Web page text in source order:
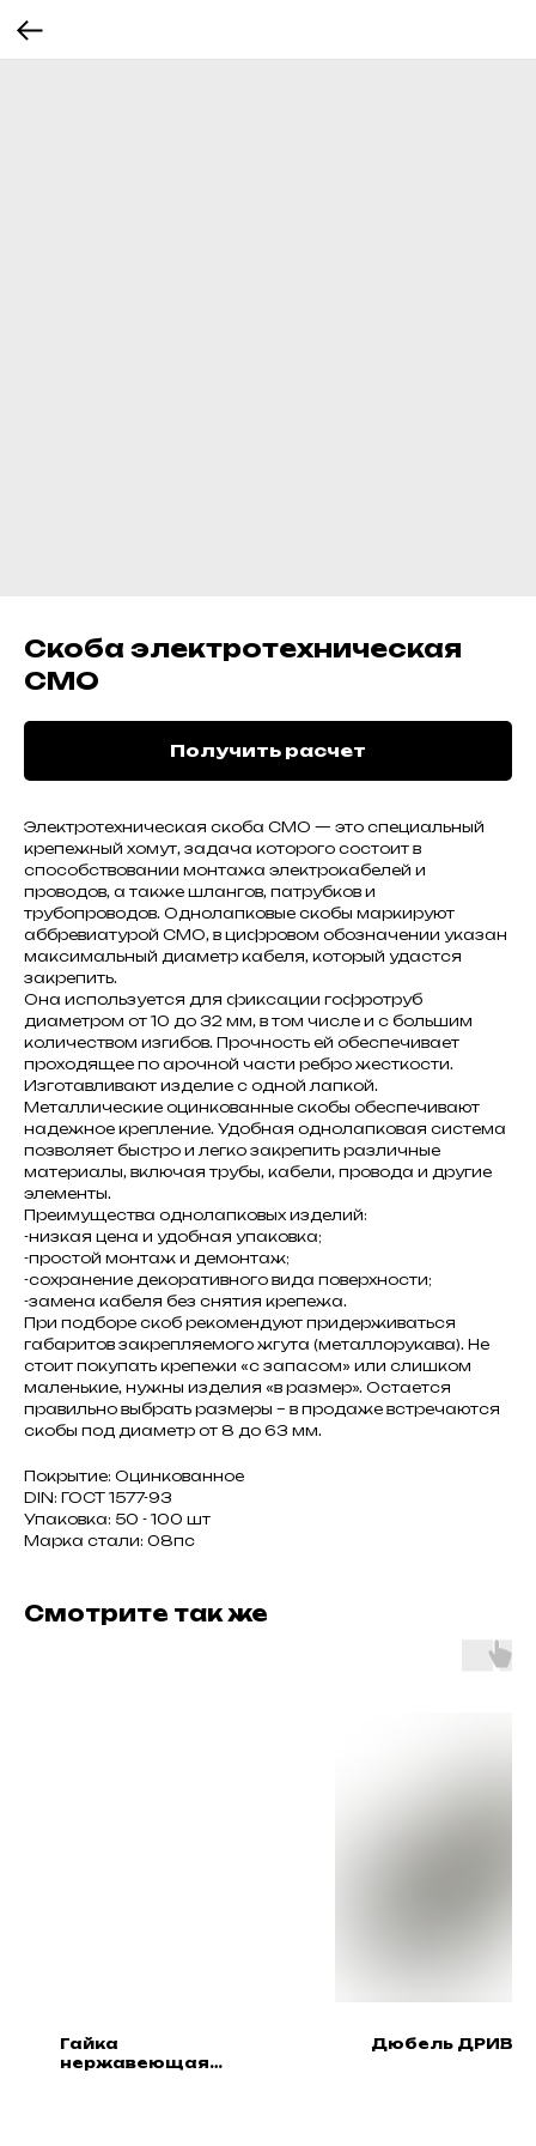
Скоба электротехническая
СМО
Получить расчет
Электротехническая скоба СМО — это специальный
крепежный хомут, задача которого состоит в
способствовании монтажа электрокабелей и
проводов, а также шлангов, патрубков и
трубопроводов. Однолапковые скобы маркируют
аббревиатурой СМО, в цифровом обозначении указан
максимальный диаметр кабеля, который удастся
закрепить.
Она используется для фиксации гофротруб
диаметром от 10 до 32 мм, в том числе и с большим
количеством изгибов. Прочность ей обеспечивает
проходящее по арочной части ребро жесткости.
Изготавливают изделие с одной лапкой.
Металлические оцинкованные скобы обеспечивают
надежное крепление. Удобная однолапковая система
позволяет быстро и легко закрепить различные
материалы, включая трубы, кабели, провода и другие
элементы.
Преимущества однолапковых изделий:
-низкая цена и удобная упаковка;
-простой монтаж и демонтаж;
-сохранение декоративного вида поверхности;
-замена кабеля без снятия крепежа.
При подборе скоб рекомендуют придерживаться
габаритов закрепляемого жгута (металлорукава). Не
стоит покупать крепежи «с запасом» или слишком
маленькие, нужны изделия «в размер». Остается
правильно выбрать размеры – в продаже встречаются
скобы под диаметр от 8 до 63 мм.
Покрытие: Оцинкованное
DIN: ГОСТ 1577-93
Упаковка: 50 - 100 шт
Марка стали: 08пс
Смотрите так же
Гайка
нержавеющая
Дюбель ДРИВА